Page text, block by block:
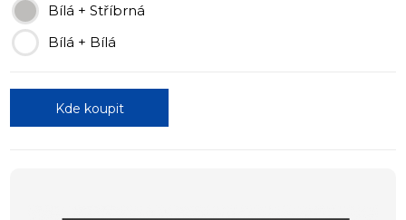
Bílá + Stříbrná
Bílá + Bílá
Kde koupit